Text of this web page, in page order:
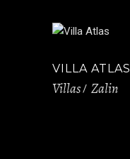
VILLA ATLAS
Villas Zalin